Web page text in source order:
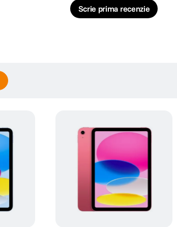
de tastare confortabila, navigare intuitiva cu trackpad-
Scrie prima recenzie